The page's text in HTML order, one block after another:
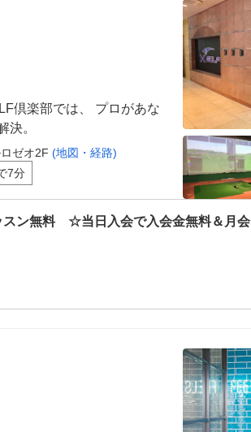
倶楽部では、 プロがあな
決。
ゼオ2F (地図・経路)
7分
スン無料 ☆当日入会で入会金無料＆月会